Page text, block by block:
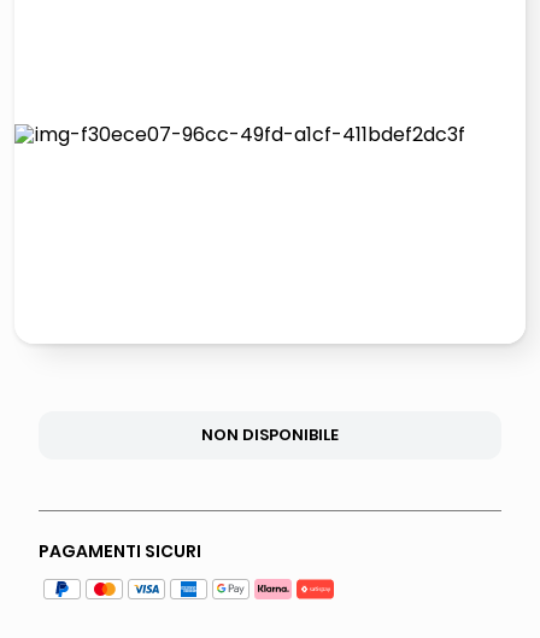
NON DISPONIBILE
PAGAMENTI SICURI